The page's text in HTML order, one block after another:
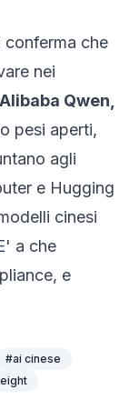
conferma che
nei
Qwen,
pesi aperti,
agli
e Hugging
cinesi
a che
e
#ai cinese